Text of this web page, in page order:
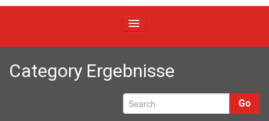
Category Ergebnisse
Go